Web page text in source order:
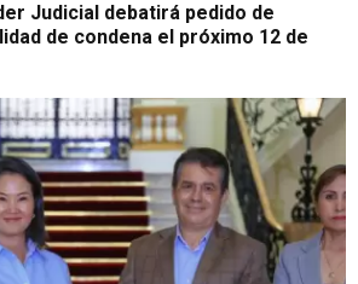
Judicial debatirá pedido de
de condena el próximo 12 de